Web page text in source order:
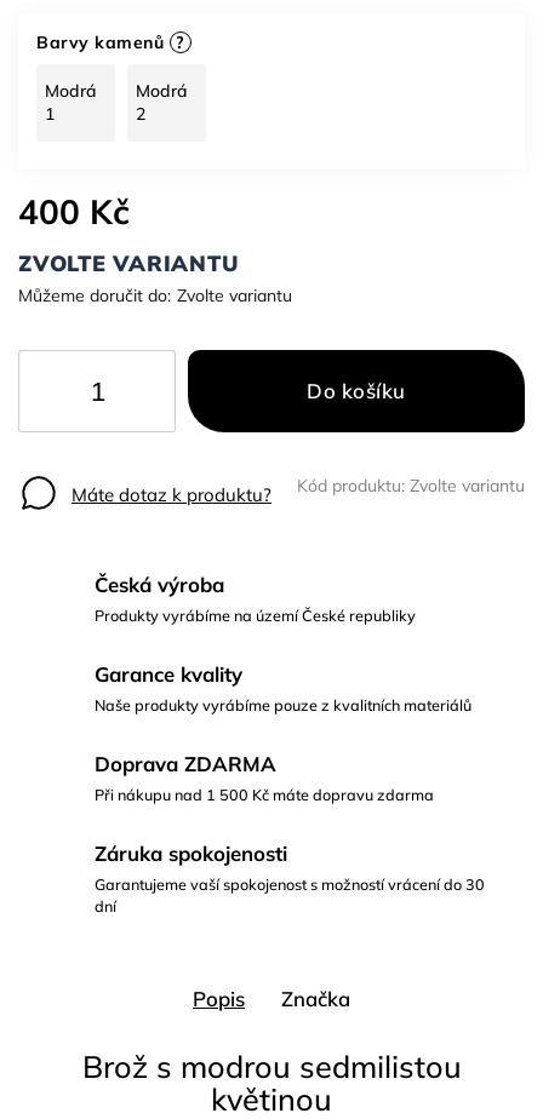
400 Kč
ZVOLTE VARIANTU
Můžeme doručit do: Zvolte variantu
Barvy kamenů ?
Modrá
1
Modrá
2
Do košíku
Máte dotaz k produktu? Kód produktu: Zvolte variantu
Česká výroba
Produkty vyrábíme na území České republiky
Garance kvality
Naše produkty vyrábíme pouze z kvalitních materiálů
Doprava ZDARMA
Při nákupu nad 1 500 Kč máte dopravu zdarma
Záruka spokojenosti
Garantujeme vaší spokojenost s možností vrácení do 30
dní
Popis Značka
Brož s modrou sedmilistou
květinou